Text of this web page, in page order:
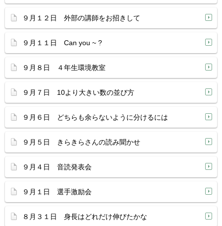
９月１２日 外部の講師をお招きして
９月１１日 Can you ~ ?
９月８日 ４年生環境教室
９月７日 10より大きい数の並び方
９月６日 どちらも余らないように分けるには
９月５日 きらきらさんの読み聞かせ
９月４日 音読発表会
９月１日 選手激励会
８月３１日 身長はどれだけ伸びたかな